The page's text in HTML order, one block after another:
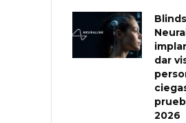
dar
2026